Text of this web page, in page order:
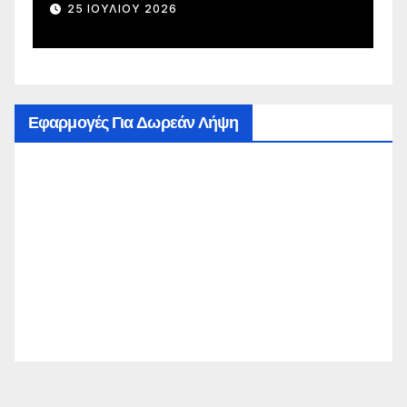
Εφαρμογές Για Δωρεάν Λήψη